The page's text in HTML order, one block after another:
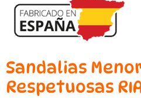
Sandalias
Respetuosas RIA